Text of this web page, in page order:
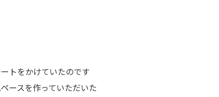
トをかけていたのです
ースを作っていただいた